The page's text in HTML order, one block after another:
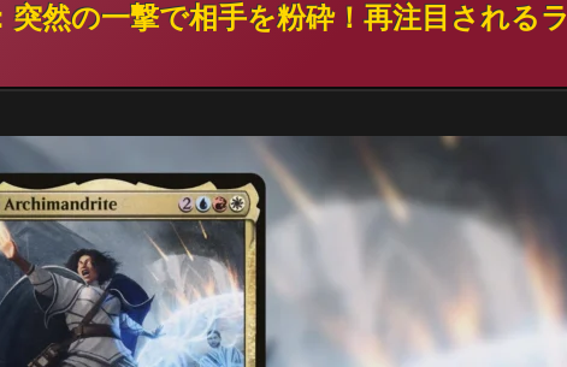
突然の一撃で相手を粉砕！再注目されるラ